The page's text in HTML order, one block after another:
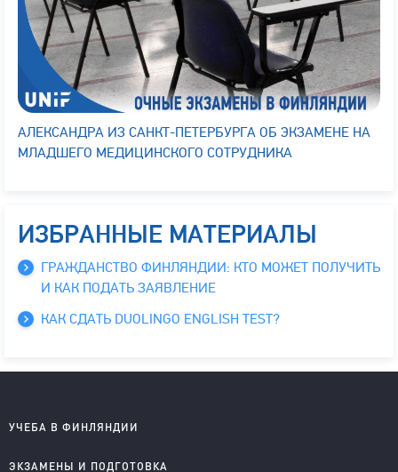
АЛЕКСАНДРА ИЗ САНКТ-ПЕТЕРБУРГА ОБ ЭКЗАМЕНЕ НА
МЛАДШЕГО МЕДИЦИНСКОГО СОТРУДНИКА
ИЗБРАННЫЕ МАТЕРИАЛЫ
ГРАЖДАНСТВО ФИНЛЯНДИИ: КТО МОЖЕТ ПОЛУЧИТЬ
И КАК ПОДАТЬ ЗАЯВЛЕНИЕ
КАК СДАТЬ DUOLINGO ENGLISH TEST?
УЧЕБА В ФИНЛЯНДИИ
ЭКЗАМЕНЫ И ПОДГОТОВКА